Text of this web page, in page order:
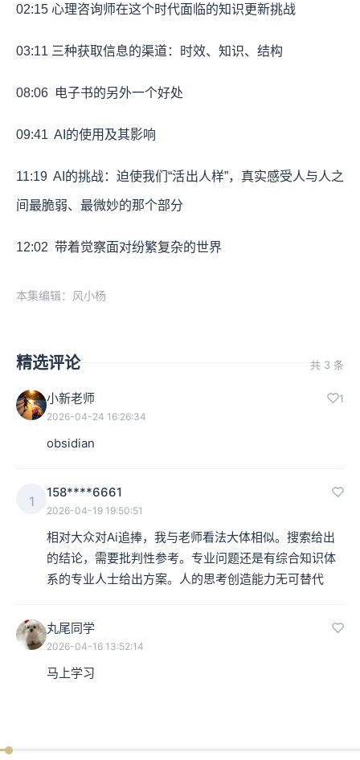
02:15 心理咨询师在这个时代面临的知识更新挑战
03:11 三种获取信息的渠道：时效、知识、结构
08:06 电子书的另外一个好处
09:41 AI的使用及其影响
11:19 AI的挑战：迫使我们“活出人样”，真实感受人与人之
间最脆弱、最微妙的那个部分
12:02 带着觉察面对纷繁复杂的世界
本集编辑：风小杨
精选评论 共 3 条
小新老师 1
2026-04-24 16:26:34
obsidian
1
158****6661
2026-04-19 19:50:51
相对大众对Ai追捧，我与老师看法大体相似。搜索给出
的结论，需要批判性参考。专业问题还是有综合知识体
系的专业人士给出方案。人的思考创造能力无可替代
丸尾同学
2026-04-16 13:52:14
马上学习